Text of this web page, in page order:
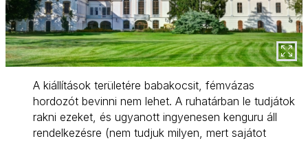
A kiállítások területére babakocsit, fémvázas
hordozót bevinni nem lehet. A ruhatárban le tudjátok
rakni ezeket, és ugyanott ingyenesen kenguru áll
rendelkezésre (nem tudjuk milyen, mert sajátot